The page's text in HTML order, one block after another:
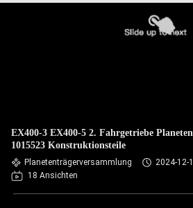
EX400-3 EX400-5 2. Fahrgetriebe
1015523 Konstruktionsteile
Planetenträgerversammlung
2024-12-
18 Ansichten